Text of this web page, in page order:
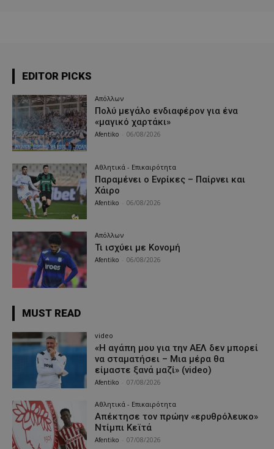
EDITOR PICKS
Απόλλων
Πολύ μεγάλο ενδιαφέρον για ένα
«μαγικό χαρτάκι»
Afentiko 06/08/2026
Αθλητικά - Επικαιρότητα
Παραμένει ο Ενρίκες – Παίρνει και
Χάιρο
Afentiko 06/08/2026
Απόλλων
Τι ισχύει με Κονομή
Afentiko 06/08/2026
MUST READ
video
«Η αγάπη μου για την ΑΕΛ δεν μπορεί
να σταματήσει – Μια μέρα θα
είμαστε ξανά μαζί» (video)
Afentiko 07/08/2026
Αθλητικά - Επικαιρότητα
Απέκτησε τον πρώην «ερυθρόλευκο»
Ντίμπι Κεϊτά
Afentiko 07/08/2026